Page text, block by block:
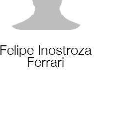
Felipe Inostroza
Ferrari